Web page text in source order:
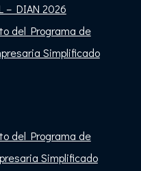
– DIAN 2026
del Programa de
Simplificado
del Programa de
Simplificado